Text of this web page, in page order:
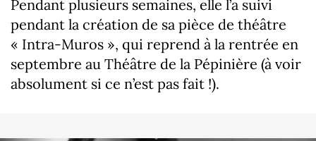
Pendant plusieurs semaines, elle l’a suivi
pendant la création de sa pièce de théâtre
« Intra-Muros », qui reprend à la rentrée en
septembre au Théâtre de la Pépinière (à voir
absolument si ce n’est pas fait !).